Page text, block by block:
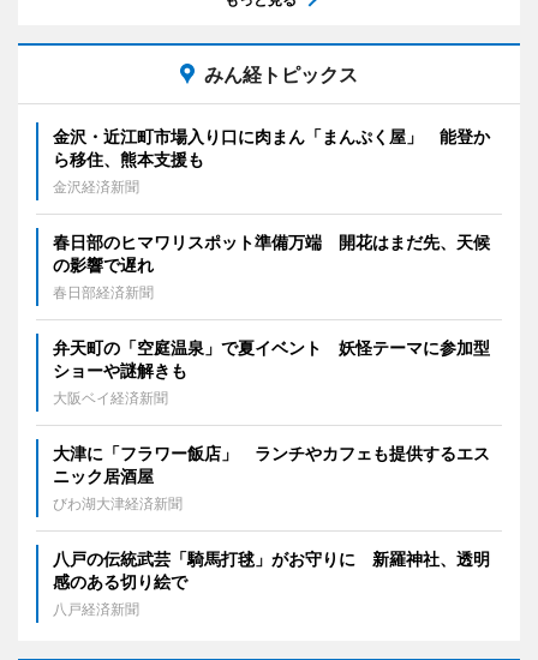
みん経トピックス
金沢・近江町市場入り口に肉まん「まんぷく屋」 能登か
ら移住、熊本支援も
金沢経済新聞
春日部のヒマワリスポット準備万端 開花はまだ先、天候
の影響で遅れ
春日部経済新聞
弁天町の「空庭温泉」で夏イベント 妖怪テーマに参加型
ショーや謎解きも
大阪ベイ経済新聞
大津に「フラワー飯店」 ランチやカフェも提供するエス
ニック居酒屋
びわ湖大津経済新聞
八戸の伝統武芸「騎馬打毬」がお守りに 新羅神社、透明
感のある切り絵で
八戸経済新聞